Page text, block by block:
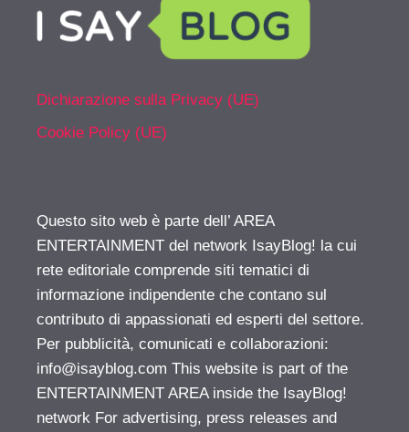
Dichiarazione sulla Privacy (UE)
Cookie Policy (UE)
Questo sito web è parte dell’ AREA
ENTERTAINMENT del network IsayBlog! la cui
rete editoriale comprende siti tematici di
informazione indipendente che contano sul
contributo di appassionati ed esperti del settore.
Per pubblicità, comunicati e collaborazioni:
info@isayblog.com This website is part of the
ENTERTAINMENT AREA inside the IsayBlog!
network For advertising, press releases and